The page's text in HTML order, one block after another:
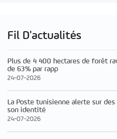
Fil D'actualités
Plus de 4 400 hectares de forêt
de 63% par rapp
24-07-2026
La Poste tunisienne alerte sur
son identité
24-07-2026